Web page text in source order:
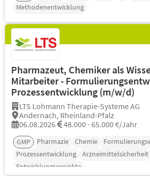
Methodenentwicklung
Pharmazeut, Chemiker als
Mitarbeiter -
Prozessentwicklung (m/w/d)
LTS Lohmann Therapie-Systeme AG
Andernach, Rheinland-Pfalz
06.08.2026
48.000 - 65.000 €/Jahr
GMP Pharmazie Chemie
Prozessentwicklung
Arzneimittelsicherheit
Entwicklungsprojekte